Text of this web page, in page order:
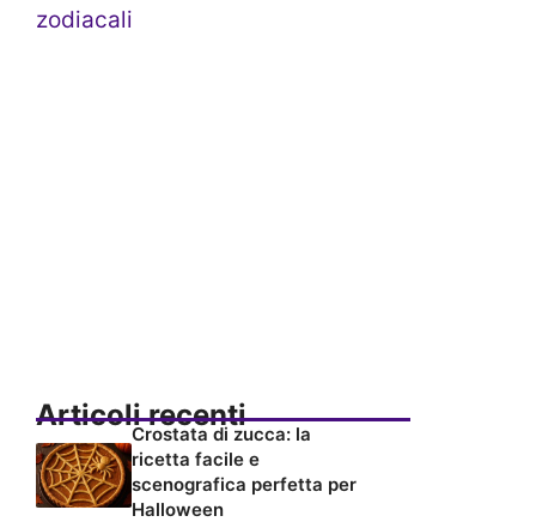
zodiacali
Articoli recenti
Crostata di zucca: la
ricetta facile e
scenografica perfetta per
Halloween